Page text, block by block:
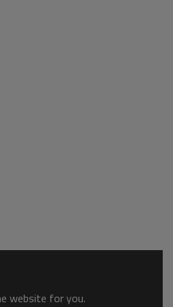
website for you.